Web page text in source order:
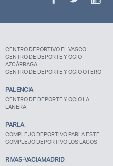
contraseña?
CENTRO DEPORTIVO EL VASCO
CENTRO DE DEPORTE Y OCIO
AZCÁRRAGA
CENTRO DE DEPORTE Y OCIO OTERO
PALENCIA
CENTRO DE DEPORTE Y OCIO LA
LANERA
PARLA
COMPLEJO DEPORTIVO PARLA ESTE
COMPLEJO DEPORTIVO LOS LAGOS
RIVAS-VACIAMADRID